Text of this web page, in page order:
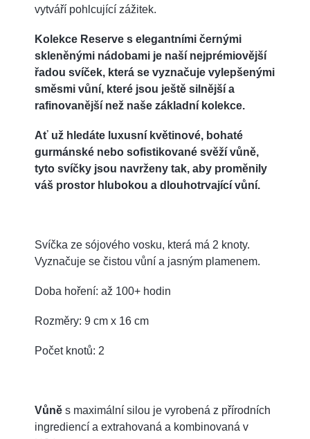
vytváří pohlcující zážitek.
Kolekce Reserve s elegantními černými
skleněnými nádobami je naší nejprémiovější
řadou svíček, která se vyznačuje vylepšenými
směsmi vůní, které jsou ještě silnější a
rafinovanější než naše základní kolekce.
Ať už hledáte luxusní květinové, bohaté
gurmánské nebo sofistikované svěží vůně,
tyto svíčky jsou navrženy tak, aby proměnily
váš prostor hlubokou a dlouhotrvající vůní.
Svíčka ze sójového vosku, která má 2 knoty.
Vyznačuje se čistou vůní a jasným plamenem.
Doba hoření: až 100+ hodin
Rozměry: 9 cm x 16 cm
Počet knotů: 2
Vůně s maximální silou je vyrobená z přírodních
ingrediencí a extrahovaná a kombinovaná v